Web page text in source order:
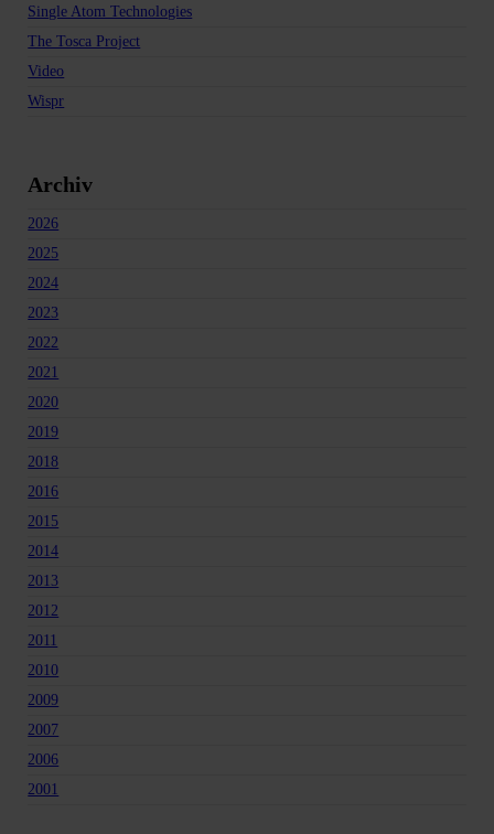
Single Atom Technologies
The Tosca Project
Video
Wispr
Archiv
2026
2025
2024
2023
2022
2021
2020
2019
2018
2016
2015
2014
2013
2012
2011
2010
2009
2007
2006
2001